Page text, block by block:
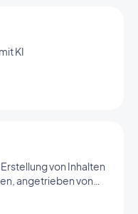
KI
von Inhalten
angetrieben von